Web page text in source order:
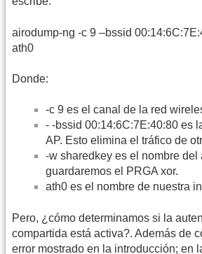
airodump-ng -c 9 –bssid
ath0
Donde:
-c 9 es el canal de la red
- -bssid 00:14:6C:7E:40:80 es
AP. Esto elimina el tráfico de
-w sharedkey es el nombre del
guardaremos el PRGA xor.
ath0 es el nombre de nuestra
Pero, ¿cómo determinamos si la
compartida está activa?. Además de
error mostrado en la introducción; en